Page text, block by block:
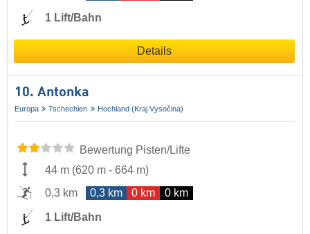
1 Lift/Bahn
Details
10. Antonka
Europa Tschechien Hochland (Kraj Vysočina)
Bewertung Pisten/Lifte
44 m (620 m - 664 m)
0,3 km
0,3 km 0 km 0 km
1 Lift/Bahn